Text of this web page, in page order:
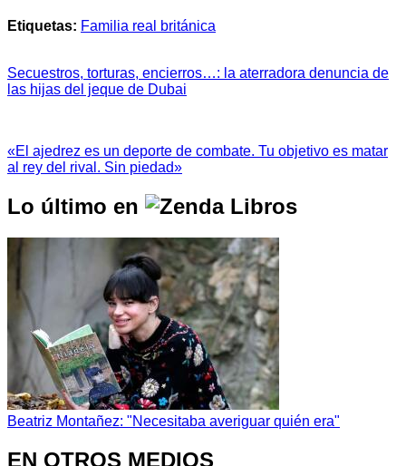
Etiquetas: Familia real británica
Secuestros, torturas, encierros…: la aterradora denuncia de
las hijas del jeque de Dubai
«El ajedrez es un deporte de combate. Tu objetivo es matar
al rey del rival. Sin piedad»
Lo último en
Beatriz Montañez: "Necesitaba averiguar quién era"
EN OTROS MEDIOS